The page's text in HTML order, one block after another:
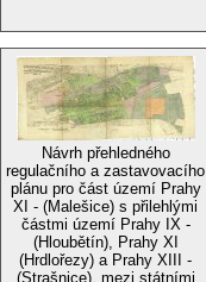
Návrh přehledného
regulačního a zastavovacího
plánu pro část území Prahy
XI - (Malešice) s přilehlými
částmi území Prahy IX -
(Hloubětín), Prahy XI
(Hrdlořezy) a Prahy XIII -
(Strašnice), mezi státními